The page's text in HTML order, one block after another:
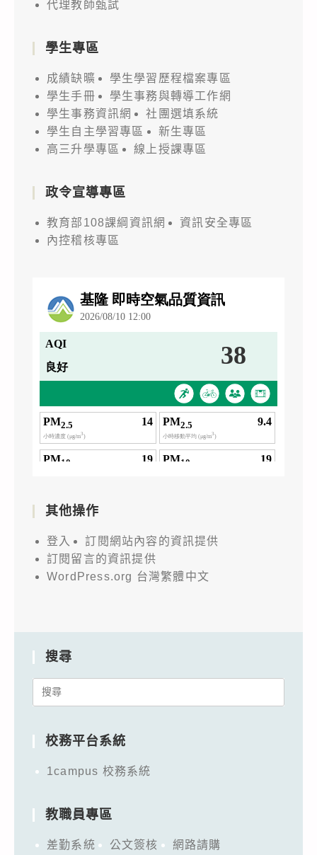
代理教師甄試
學生專區
成績缺曠
學生學習歷程檔案專區
學生手冊
學生事務與轉導工作網
學生事務資訊網
社團選填系統
學生自主學習專區
新生專區
高三升學專區
線上授課專區
政令宣導專區
教育部108課綱資訊網
資訊安全專區
內控稽核專區
其他操作
登入
訂閱網站內容的資訊提供
訂閱留言的資訊提供
WordPress.org 台灣繁體中文
搜尋
Search
校務平台系統
1campus 校務系統
教職員專區
差勤系統 公文簽核
網路請購